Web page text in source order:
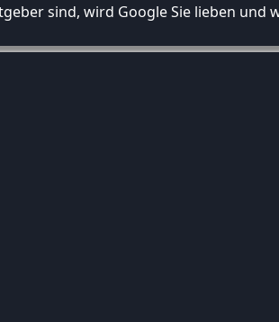
sind, wird Google Sie lieben und